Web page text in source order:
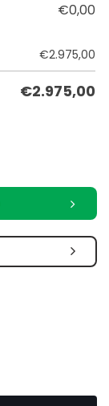
€0,00
€2.975,00
€2.975,00